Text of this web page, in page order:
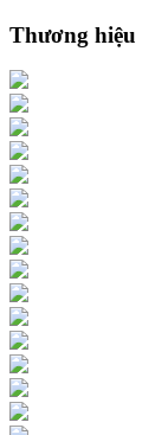
Thương hiệu